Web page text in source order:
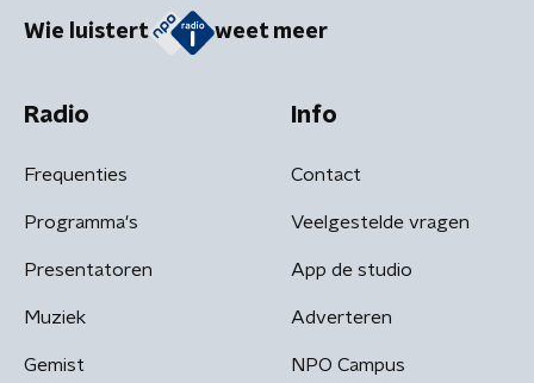
Wie luistert weet meer
Radio
Frequenties
Programma's
Presentatoren
Muziek
Gemist
Info
Contact
Veelgestelde vragen
App de studio
Adverteren
NPO Campus